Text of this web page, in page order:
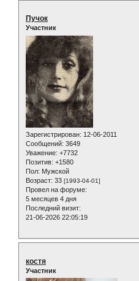
Пучок
Участник
Зарегистрирован: 12-06-2011
Сообщений: 3649
Уважение: +7732
Позитив: +1580
Пол: Мужской
Возраст: 33 [1993-04-01]
Провел на форуме:
5 месяцев 4 дня
Последний визит:
21-06-2026 22:05:19
костя
Участник